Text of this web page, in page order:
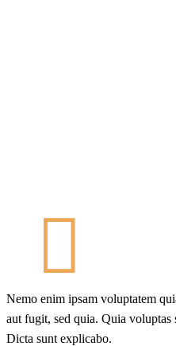
Nemo enim ipsam voluptatem
aut fugit, sed quia. Quia voluptas
Dicta sunt explicabo.